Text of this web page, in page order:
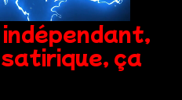
indépendant,
ça